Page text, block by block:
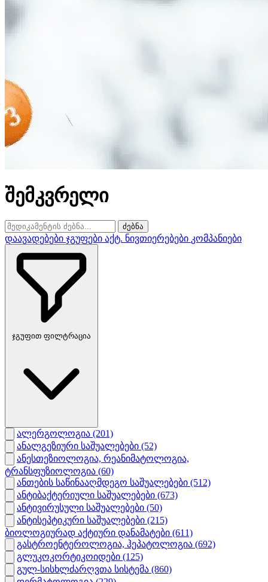
შემკვრელი
ძებნა
დაავადებები ჯგუფები აქტ. ნივთიერებები კომპანიები
ჯგუფით ფილტრაცია
ალერგოლოგია (201)
ანალგეზიური საშუალებები (52)
ანესთეზიოლოგია, რეანიმატოლოგია,
ტრანსფუზიოლოგია (60)
ანთების საწინააღმდეგო საშუალებები (512)
ანტიბაქტერიული საშუალებები (673)
ანტივირუსული საშუალებები (50)
ანტისეპტიკური საშუალებები (215)
ბიოლოგიურად აქტიური დანამატები (611)
გასტროენტეროლოგია, ჰეპატოლოგია (692)
გლუკოკორტიკოიდები (125)
გულ-სისხლძარღვთა სისტემა (860)